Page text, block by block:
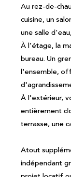
Au rez-de-
cuisine, un
une salle
À l'étage, la
bureau. Un
l'ensemble,
À l'extérieur,
entièrement
terrasse, une
Atout
indépendant